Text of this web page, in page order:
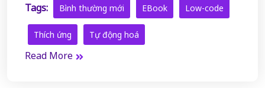
Tags: Bình thường mới EBook Low-code
Thích ứng Tự động hoá
Read More